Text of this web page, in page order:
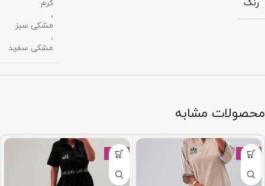
رنگ
کرم
,
مشکی سبز
,
مشکی سفید
محصولات مشابه
-25%
-23%